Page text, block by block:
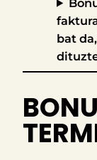
bat